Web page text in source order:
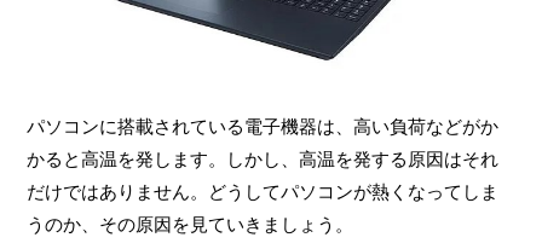
パソコンに搭載されている電子機器は、高い負荷などがか
かると高温を発します。しかし、高温を発する原因はそれ
だけではありません。どうしてパソコンが熱くなってしま
うのか、その原因を見ていきましょう。